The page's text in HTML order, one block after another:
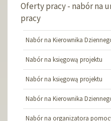
Oferty pracy - nabór na
pracy
Nabór na Kierownika
Nabór na księgową projektu
Nabór na księgową projektu
Nabór na Kierownika
Nabór na organizatora